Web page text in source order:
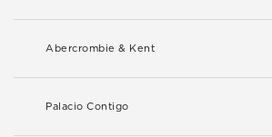
Abercrombie & Kent
Palacio Contigo